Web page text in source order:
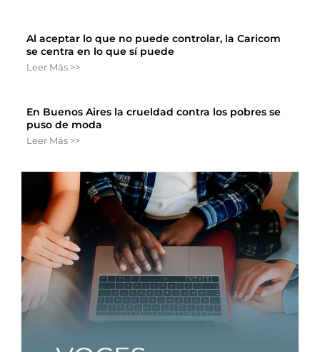
Al aceptar lo que no puede controlar, la Caricom
se centra en lo que sí puede
Leer Más >>
En Buenos Aires la crueldad contra los pobres se
puso de moda
Leer Más >>